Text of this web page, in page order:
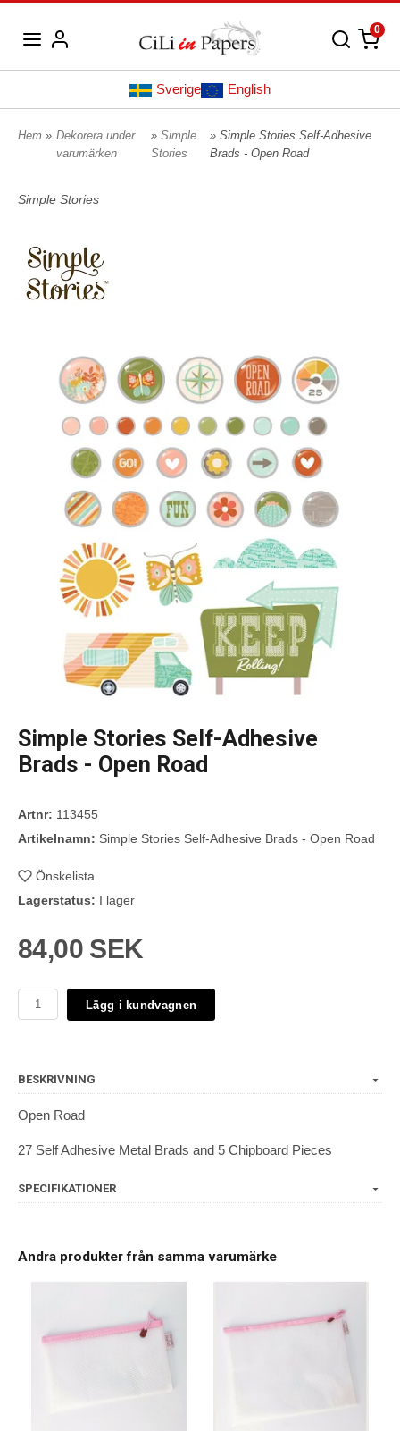
0
Sverige English
Hem » Dekorera under
varumärken
»Simple
Stories
» Simple Stories Self-Adhesive
Brads - Open Road
Simple Stories
Simple Stories Self-Adhesive
Brads - Open Road
Artnr: 113455
Artikelnamn: Simple Stories Self-Adhesive Brads - Open Road
Önskelista
Lagerstatus: I lager
84,00 SEK
Lägg i kundvagnen
BESKRIVNING
Open Road
27 Self Adhesive Metal Brads and 5 Chipboard Pieces
SPECIFIKATIONER
Andra produkter från samma varumärke